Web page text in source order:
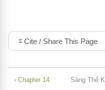
Cite / Share This Page
‹ Chapter 14 Sáng Thế